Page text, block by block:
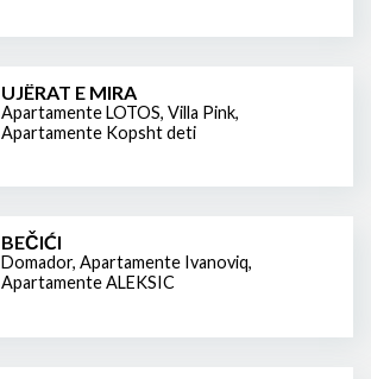
UJËRAT E MIRA
Apartamente LOTOS, Villa Pink,
Apartamente Kopsht deti
BEČIĆI
Domador, Apartamente Ivanoviq,
Apartamente ALEKSIC